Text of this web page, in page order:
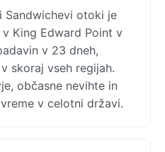
Sandwichevi otoki je
King Edward Point v
v 23 dneh,
skoraj vseh regijah.
občasne nevihte in
v celotni državi.